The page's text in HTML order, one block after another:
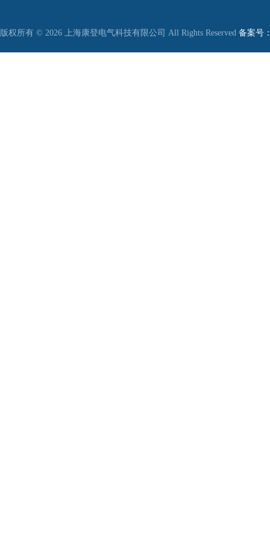
版权所有 © 2026 上海康登电气科技有限公司 All Rights Reserved 备案号